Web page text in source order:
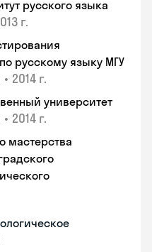
русского языка
г.
русскому языку МГУ
• 2014 г.
университет
• 2014 г.
мастерства